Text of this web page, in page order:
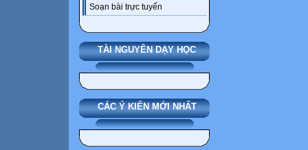
Soạn bài trực tuyến
TÀI NGUYÊN DẠY HỌC
CÁC Ý KIẾN MỚI NHẤT